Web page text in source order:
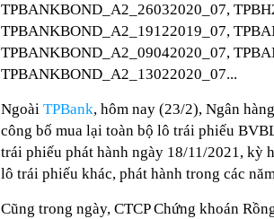
TPBANKBOND_A2_26032020_07,
TPBANKBOND_A2_19122019_07,
TPBANKBOND_A2_09042020_07,
TPBANKBOND_A2_13022020_07...
Ngoài TPBank, hôm nay (23/2), Ngân
công bố mua lại toàn bộ lô trái phiếu
trái phiếu phát hành ngày 18/11/2021, kỳ
lô trái phiếu khác, phát hành trong các
Cũng trong ngày, CTCP Chứng khoán